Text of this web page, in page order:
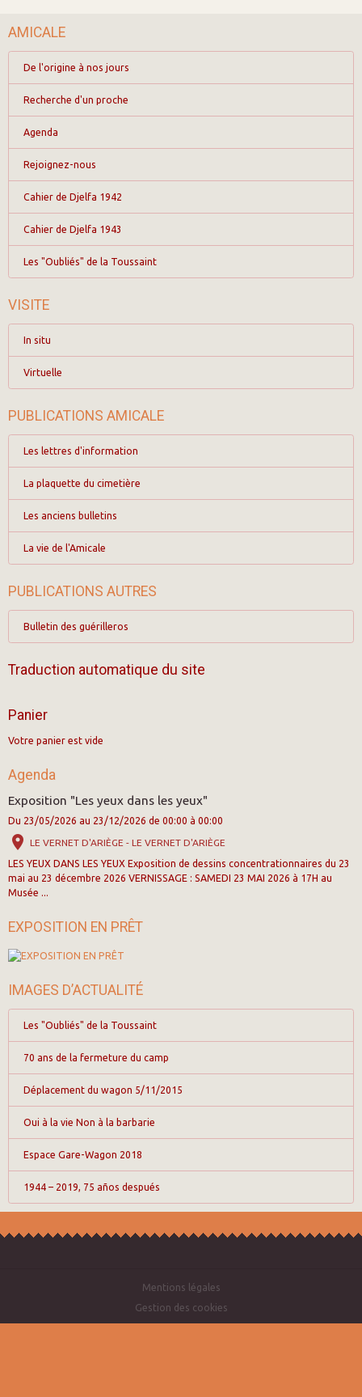
AMICALE
De l'origine à nos jours
Recherche d'un proche
Agenda
Rejoignez-nous
Cahier de Djelfa 1942
Cahier de Djelfa 1943
Les "Oubliés" de la Toussaint
VISITE
In situ
Virtuelle
PUBLICATIONS AMICALE
Les lettres d'information
La plaquette du cimetière
Les anciens bulletins
La vie de l'Amicale
PUBLICATIONS AUTRES
Bulletin des guérilleros
Traduction automatique du site
Panier
Votre panier est vide
Agenda
Exposition "Les yeux dans les yeux"
Du 23/05/2026 au 23/12/2026 de 00:00 à 00:00
LE VERNET D'ARIÈGE - LE VERNET D'ARIÈGE
LES YEUX DANS LES YEUX Exposition de dessins concentrationnaires du 23
mai au 23 décembre 2026 VERNISSAGE : SAMEDI 23 MAI 2026 à 17H au
Musée ...
EXPOSITION EN PRÊT
IMAGES D’ACTUALITÉ
Les "Oubliés" de la Toussaint
70 ans de la fermeture du camp
Déplacement du wagon 5/11/2015
Oui à la vie Non à la barbarie
Espace Gare-Wagon 2018
1944 – 2019, 75 años después
Mentions légales
Gestion des cookies